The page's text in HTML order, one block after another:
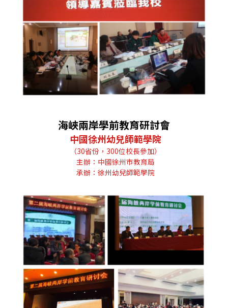
海峽兩岸學前教育研討會
中國徐州幼兒師範學院
（30省份，300位校長參加）
主辦：中國徐州市教育局
承辦：徐州幼兒師範學院